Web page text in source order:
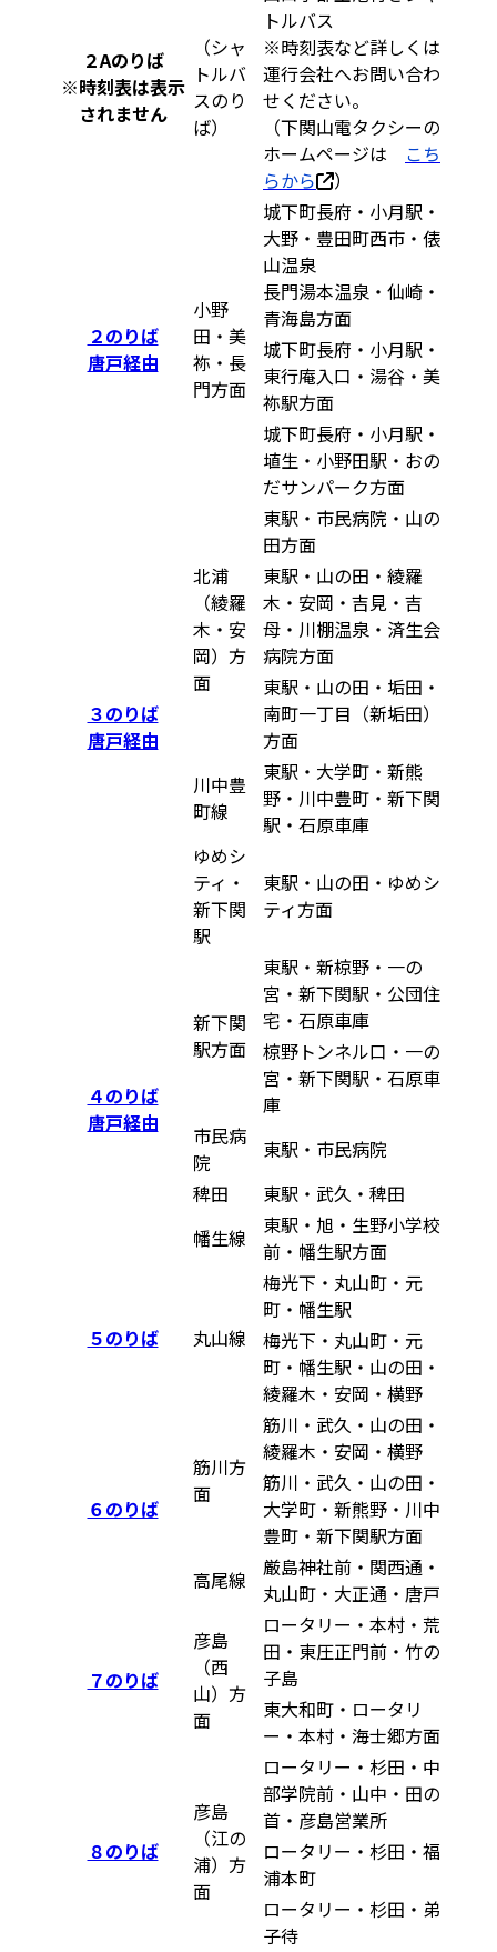
２Aのりば
※時刻表は表示
されません
（シャ
トルバ
スのり
ば）
トルバス
※時刻表など詳しくは
運行会社へお問い合わ
せください。
（下関山電タクシーの
ホームページは こち
らから
）
２のりば
唐戸経由
小野
田・美
祢・長
門方面
城下町長府・小月駅・
大野・豊田町西市・俵
山温泉
長門湯本温泉・仙崎・
青海島方面
城下町長府・小月駅・
東行庵入口・湯谷・美
祢駅方面
城下町長府・小月駅・
埴生・小野田駅・おの
だサンパーク方面
３のりば
唐戸経由
北浦
（綾羅
木・安
岡）方
面
東駅・市民病院・山の
田方面
東駅・山の田・綾羅
木・安岡・吉見・吉
母・川棚温泉・済生会
病院方面
東駅・山の田・垢田・
南町一丁目（新垢田）
方面
川中豊
町線
東駅・大学町・新熊
野・川中豊町・新下関
駅・石原車庫
ゆめシ
ティ・
新下関
駅
東駅・山の田・ゆめシ
ティ方面
４のりば
唐戸経由
新下関
駅方面
東駅・新椋野・一の
宮・新下関駅・公団住
宅・石原車庫
椋野トンネル口・一の
宮・新下関駅・石原車
庫
市民病
院
東駅・市民病院
稗田
東駅・武久・稗田
幡生線
東駅・旭・生野小学校
前・幡生駅方面
５のりば 丸山線
梅光下・丸山町・元
町・幡生駅
梅光下・丸山町・元
町・幡生駅・山の田・
綾羅木・安岡・横野
６のりば
筋川方
面
筋川・武久・山の田・
綾羅木・安岡・横野
筋川・武久・山の田・
大学町・新熊野・川中
豊町・新下関駅方面
高尾線
厳島神社前・関西通・
丸山町・大正通・唐戸
７のりば
彦島
（西
山）方
面
ロータリー・本村・荒
田・東圧正門前・竹の
子島
東大和町・ロータリ
ー・本村・海士郷方面
８のりば
彦島
（江の
浦）方
面
ロータリー・杉田・中
部学院前・山中・田の
首・彦島営業所
ロータリー・杉田・福
浦本町
ロータリー・杉田・弟
子待